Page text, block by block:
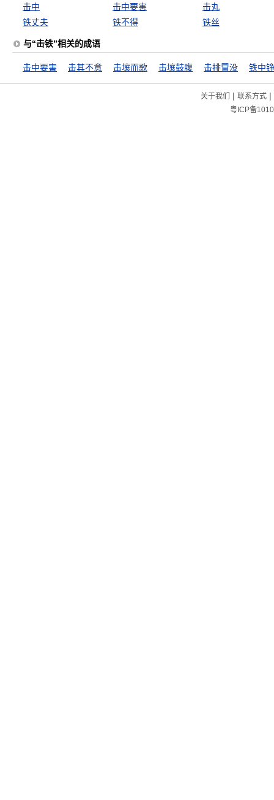
击中 击中要害
击丸
铁丈夫
铁不得 铁丝
与“击铁”相关的成语
击中要害 击其不意 击壤而歌 击壤鼓腹 击排冒没 铁中
关于我们 | 联系方式|
粤ICP备